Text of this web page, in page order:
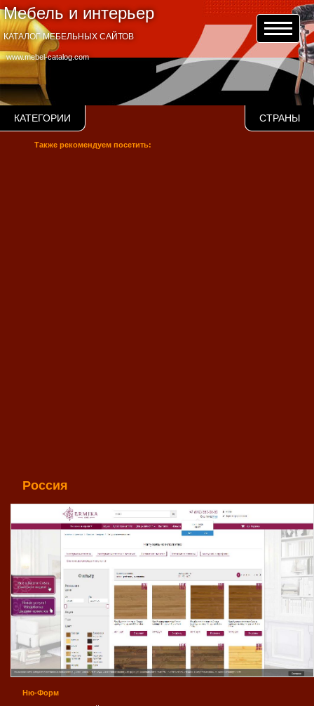
Мебель и интерьер
www.mebel-catalog.com
КАТАЛОГ МЕБЕЛЬНЫХ САЙТОВ
КАТЕГОРИИ СТРАНЫ
Также рекомендуем посетить:
Россия
Ню-Форм